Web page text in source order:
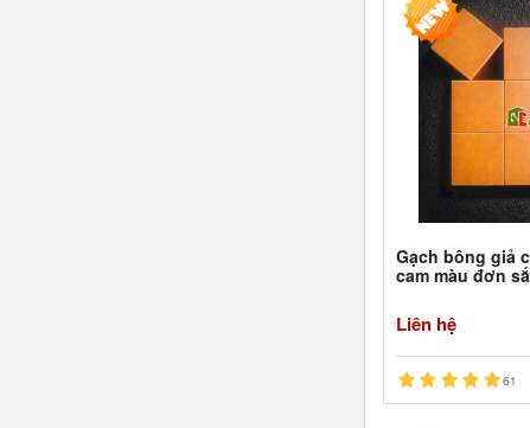
Gạch bông giả
cam màu đơn
Liên hệ
61